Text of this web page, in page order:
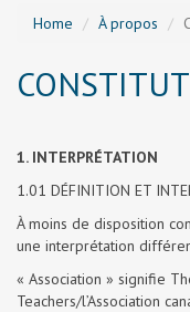
Home À propos
1. INTERPRÉTATION
1.01 DÉFINITION ET
À moins de disposition
une interprétation
« Association » signifie
Teachers/l’Association